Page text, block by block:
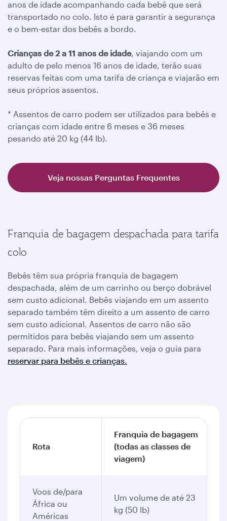
anos de idade acompanhando cada bebê que será
transportado no colo. Isto é para garantir a segurança
e o bem-estar dos bebês a bordo.
Crianças de 2 a 11 anos de idade, viajando com um
adulto de pelo menos 16 anos de idade, terão suas
reservas feitas com uma tarifa de criança e viajarão em
seus próprios assentos.
* Assentos de carro podem ser utilizados para bebês e
crianças com idade entre 6 meses e 36 meses
pesando até 20 kg (44 lb).
Veja nossas Perguntas Frequentes
Franquia de bagagem despachada para tarifa
colo
Bebês têm sua própria franquia de bagagem
despachada, além de um carrinho ou berço dobrável
sem custo adicional. Bebês viajando em um assento
separado também têm direito a um assento de carro
sem custo adicional. Assentos de carro não são
permitidos para bebês viajando sem um assento
separado. Para mais informações, veja o guia para
reservar para bebês e crianças.
Rota
Franquia de bagagem
(todas as classes de
viagem)
Voos de/para
África ou
Américas
Um volume de até 23
kg (50 lb)